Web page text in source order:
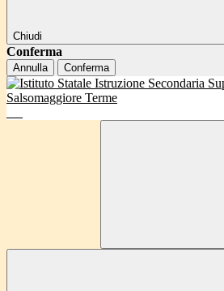
Chiudi
Conferma
Annulla Conferma